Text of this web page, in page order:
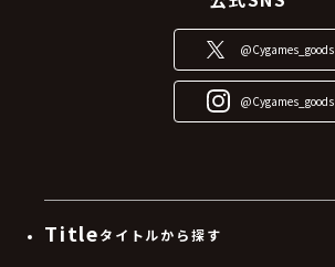
@Cygames_goods
@Cygames_goods
Titleタイトルから探す